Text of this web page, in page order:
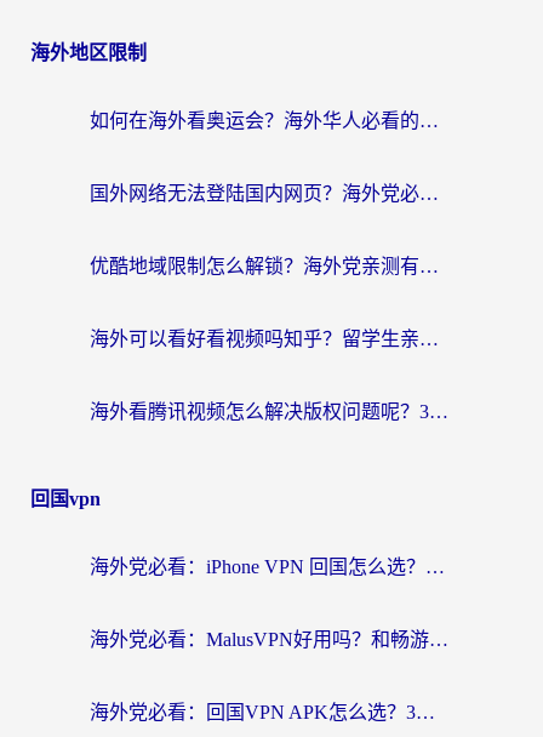
海外地区限制
如何在海外看奥运会？海外华人必看的体育赛事直播终极指南
国外网络无法登陆国内网页？海外党必看：选对回国加速器实现无缝访问
优酷地域限制怎么解锁？海外党亲测有效的追剧自由指南
海外可以看好看视频吗知乎？留学生亲测有效的回国追剧解决方案
海外看腾讯视频怎么解决版权问题呢？3步让你轻松解锁国内影视自由
回国vpn
海外党必看：iPhone VPN 回国怎么选？一篇搞定无缝访问国内资源
海外党必看：MalusVPN好用吗？和畅游VPN对比哪个回国效果更好？附穿梭飞鱼神龟真实体验
海外党必看：回国VPN APK怎么选？3步教你无缝刷国内剧玩国服